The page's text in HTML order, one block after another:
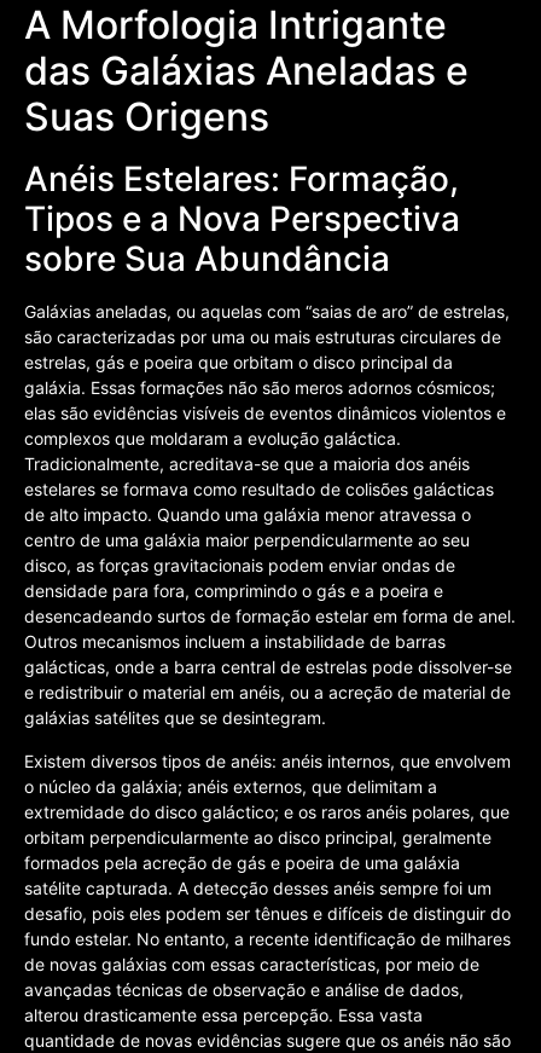
A Morfologia Intrigante
das Galáxias Aneladas e
Suas Origens
Anéis Estelares: Formação,
Tipos e a Nova Perspectiva
sobre Sua Abundância
Galáxias aneladas, ou aquelas com “saias de aro” de estrelas,
são caracterizadas por uma ou mais estruturas circulares de
estrelas, gás e poeira que orbitam o disco principal da
galáxia. Essas formações não são meros adornos cósmicos;
elas são evidências visíveis de eventos dinâmicos violentos e
complexos que moldaram a evolução galáctica.
Tradicionalmente, acreditava-se que a maioria dos anéis
estelares se formava como resultado de colisões galácticas
de alto impacto. Quando uma galáxia menor atravessa o
centro de uma galáxia maior perpendicularmente ao seu
disco, as forças gravitacionais podem enviar ondas de
densidade para fora, comprimindo o gás e a poeira e
desencadeando surtos de formação estelar em forma de anel.
Outros mecanismos incluem a instabilidade de barras
galácticas, onde a barra central de estrelas pode dissolver-se
e redistribuir o material em anéis, ou a acreção de material de
galáxias satélites que se desintegram.
Existem diversos tipos de anéis: anéis internos, que envolvem
o núcleo da galáxia; anéis externos, que delimitam a
extremidade do disco galáctico; e os raros anéis polares, que
orbitam perpendicularmente ao disco principal, geralmente
formados pela acreção de gás e poeira de uma galáxia
satélite capturada. A detecção desses anéis sempre foi um
desafio, pois eles podem ser tênues e difíceis de distinguir do
fundo estelar. No entanto, a recente identificação de milhares
de novas galáxias com essas características, por meio de
avançadas técnicas de observação e análise de dados,
alterou drasticamente essa percepção. Essa vasta
quantidade de novas evidências sugere que os anéis não são